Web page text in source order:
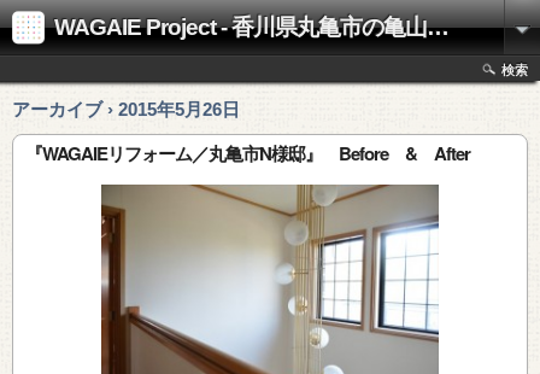
WAGAIE Project - 香川県丸亀市の亀山工務店
検索
アーカイブ › 2015年5月26日
『WAGAIEリフォーム／丸亀市N様邸』 Before & After